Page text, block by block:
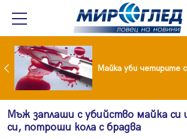
Проф.Кантарджиев: Пазете се от комарите и полово предаваните инфекции
Мъж заплаши с убийство майка
си, потроши кола с брадва